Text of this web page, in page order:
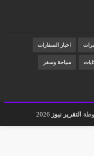
اخبار السفارات
سياحة وسفر
التقرير نيوز 2026